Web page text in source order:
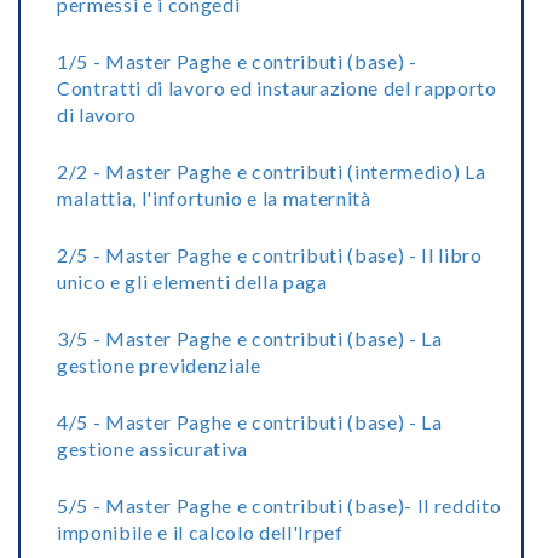
1/5 - Master Paghe e contributi (base) -
Contratti di lavoro ed instaurazione del rapporto
di lavoro
2/2 - Master Paghe e contributi (intermedio) La
malattia, l'infortunio e la maternità
2/5 - Master Paghe e contributi (base) - Il libro
unico e gli elementi della paga
3/5 - Master Paghe e contributi (base) - La
gestione previdenziale
4/5 - Master Paghe e contributi (base) - La
gestione assicurativa
5/5 - Master Paghe e contributi (base)- Il reddito
imponibile e il calcolo dell'Irpef